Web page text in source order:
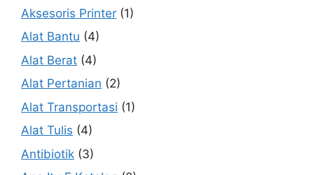
Aksesoris Printer (1)
Alat Bantu (4)
Alat Berat (4)
Alat Pertanian (2)
Alat Transportasi (1)
Alat Tulis (4)
Antibiotik (3)